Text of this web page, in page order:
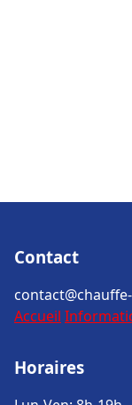
Contact
Accueil
Horaires